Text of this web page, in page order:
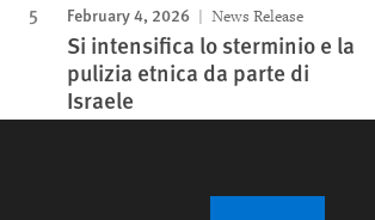
February 4, 2026 News Release
Si intensifica lo sterminio e la
pulizia etnica da parte di
Israele